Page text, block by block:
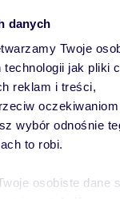
danych
Twoje
jak pliki
reklam i treści,
oczekiwaniom
wybór odnośnie
to robi.
osobiste dane